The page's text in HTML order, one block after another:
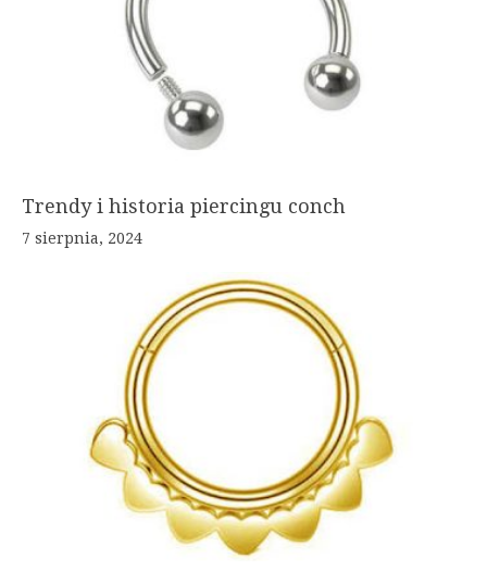
Trendy i historia piercingu conch
7 sierpnia, 2024